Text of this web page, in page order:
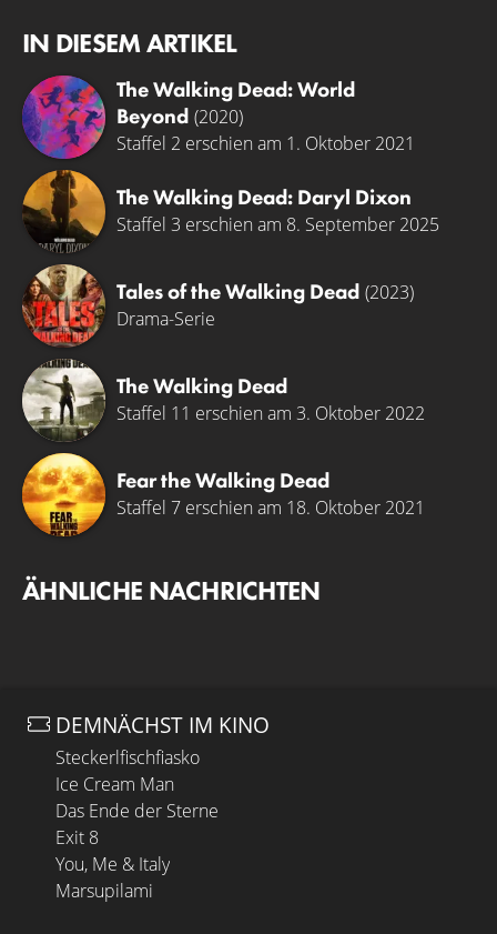
IN DIESEM ARTIKEL
The Walking Dead: World
Beyond (2020)
Staffel 2 erschien am 1. Oktober 2021
The Walking Dead: Daryl Dixon
Staffel 3 erschien am 8. September 2025
Tales of the Walking Dead (2023)
Drama-Serie
The Walking Dead
Staffel 11 erschien am 3. Oktober 2022
Fear the Walking Dead
Staffel 7 erschien am 18. Oktober 2021
ÄHNLICHE NACHRICHTEN
DEMNÄCHST IM KINO
Steckerlfischfiasko
Ice Cream Man
Das Ende der Sterne
Exit 8
You, Me & Italy
Marsupilami